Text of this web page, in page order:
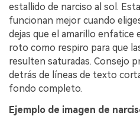
estallido de narciso al sol.
funcionan mejor cuando
dejas que el amarillo enfatice
roto como respiro para que
resulten saturadas. Consejo
detrás de líneas de texto
fondo completo.
Ejemplo de imagen de